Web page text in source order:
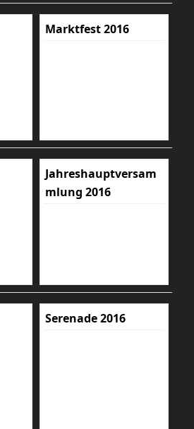
Marktfest 2016
Jahreshauptversam
mlung 2016
Serenade 2016